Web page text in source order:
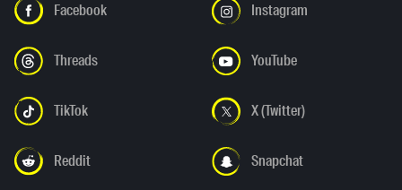
Facebook Instagram
Threads YouTube
TikTok X (Twitter)
Reddit Snapchat